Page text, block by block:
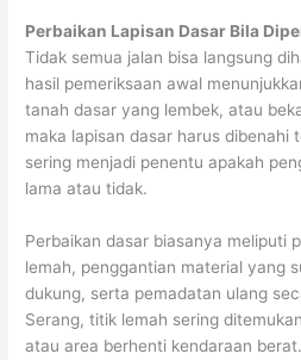
Perbaikan Lapisan Dasar Bila
Tidak semua jalan bisa langsung
hasil pemeriksaan awal
tanah dasar yang lembek, atau
maka lapisan dasar harus dibenahi
sering menjadi penentu apakah
lama atau tidak.
Perbaikan dasar biasanya meliputi
lemah, penggantian material yang
dukung, serta pemadatan ulang
Serang, titik lemah sering
atau area berhenti kendaraan